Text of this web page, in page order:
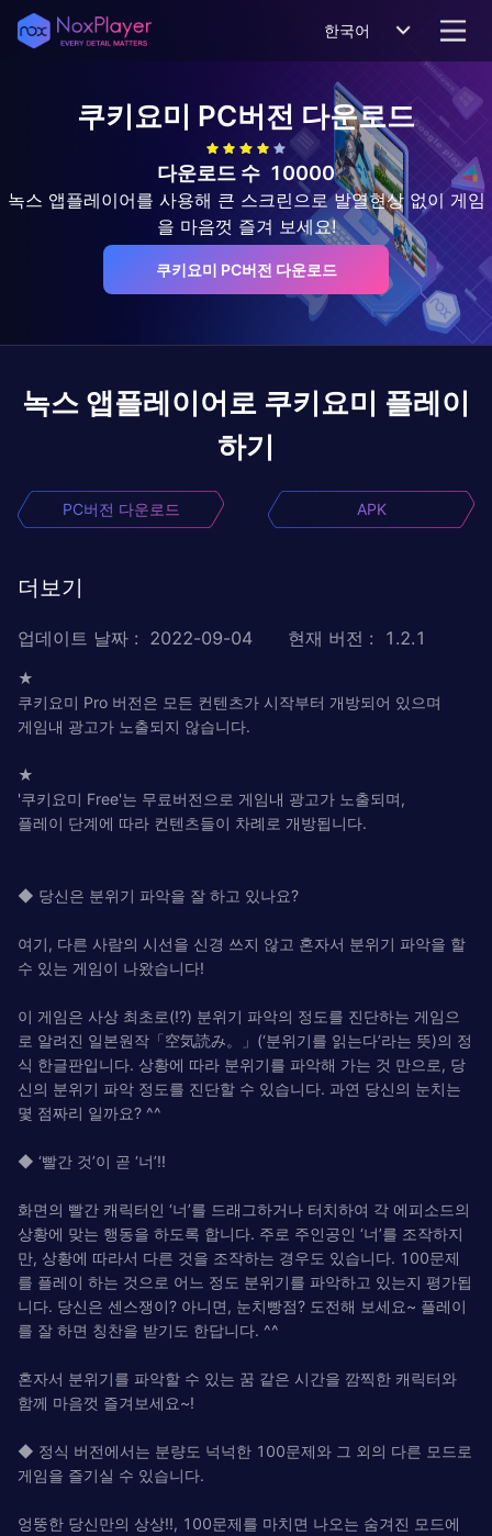
한국어
쿠키요미 PC버전 다운로드
다운로드 수 10000
녹스 앱플레이어를 사용해 큰 스크린으로 발열현상 없이 게임
을 마음껏 즐겨 보세요!
쿠키요미 PC버전 다운로드
녹스 앱플레이어로 쿠키요미 플레이
하기
PC버전 다운로드 APK
더보기
업데이트 날짜 : 2022-09-04 현재 버전 : 1.2.1
★
쿠키요미 Pro 버전은 모든 컨텐츠가 시작부터 개방되어 있으며
게임내 광고가 노출되지 않습니다.
★
'쿠키요미 Free'는 무료버전으로 게임내 광고가 노출되며,
플레이 단계에 따라 컨텐츠들이 차례로 개방됩니다.
◆ 당신은 분위기 파악을 잘 하고 있나요?
여기, 다른 사람의 시선을 신경 쓰지 않고 혼자서 분위기 파악을 할
수 있는 게임이 나왔습니다!
이 게임은 사상 최초로(!?) 분위기 파악의 정도를 진단하는 게임으
로 알려진 일본원작「空気読み。」(‘분위기를 읽는다’라는 뜻)의 정
식 한글판입니다. 상황에 따라 분위기를 파악해 가는 것 만으로, 당
신의 분위기 파악 정도를 진단할 수 있습니다. 과연 당신의 눈치는
몇 점짜리 일까요? ^^
◆ ‘빨간 것’이 곧 ‘너’!!
화면의 빨간 캐릭터인 ‘너’를 드래그하거나 터치하여 각 에피소드의
상황에 맞는 행동을 하도록 합니다. 주로 주인공인 ‘너’를 조작하지
만, 상황에 따라서 다른 것을 조작하는 경우도 있습니다. 100문제
를 플레이 하는 것으로 어느 정도 분위기를 파악하고 있는지 평가됩
니다. 당신은 센스쟁이? 아니면, 눈치빵점? 도전해 보세요~ 플레이
를 잘 하면 칭찬을 받기도 한답니다. ^^
혼자서 분위기를 파악할 수 있는 꿈 같은 시간을 깜찍한 캐릭터와
함께 마음껏 즐겨보세요~!
◆ 정식 버전에서는 분량도 넉넉한 100문제와 그 외의 다른 모드로
게임을 즐기실 수 있습니다.
엉뚱한 당신만의 상상!!, 100문제를 마치면 나오는 숨겨진 모드에